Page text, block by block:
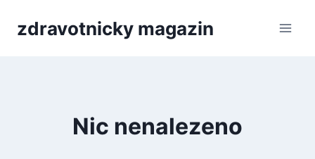
zdravotnicky magazin
Nic nenalezeno